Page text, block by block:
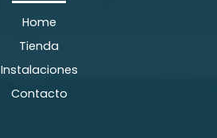
Home
Tienda
Instalaciones
Contacto